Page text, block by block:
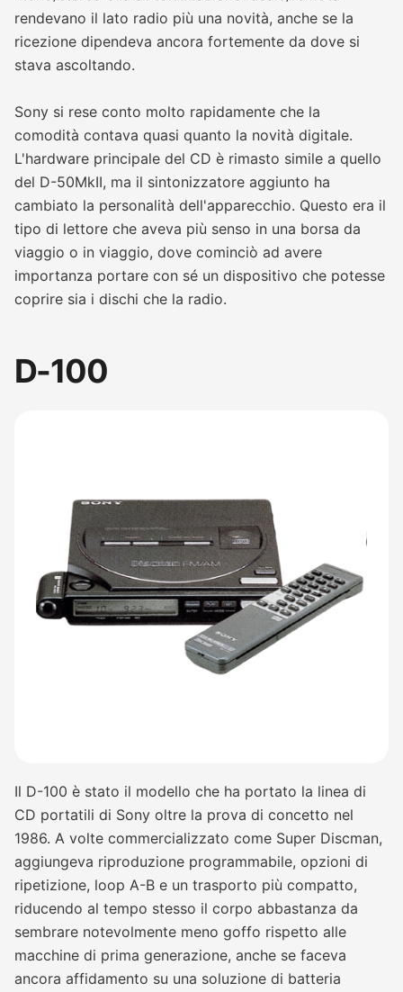
rendevano il lato radio più una novità, anche se la
ricezione dipendeva ancora fortemente da dove si
stava ascoltando.
Sony si rese conto molto rapidamente che la
comodità contava quasi quanto la novità digitale.
L'hardware principale del CD è rimasto simile a quello
del D-50MkII, ma il sintonizzatore aggiunto ha
cambiato la personalità dell'apparecchio. Questo era il
tipo di lettore che aveva più senso in una borsa da
viaggio o in viaggio, dove cominciò ad avere
importanza portare con sé un dispositivo che potesse
coprire sia i dischi che la radio.
D-100
Il D-100 è stato il modello che ha portato la linea di
CD portatili di Sony oltre la prova di concetto nel
1986. A volte commercializzato come Super Discman,
aggiungeva riproduzione programmabile, opzioni di
ripetizione, loop A-B e un trasporto più compatto,
riducendo al tempo stesso il corpo abbastanza da
sembrare notevolmente meno goffo rispetto alle
macchine di prima generazione, anche se faceva
ancora affidamento su una soluzione di batteria